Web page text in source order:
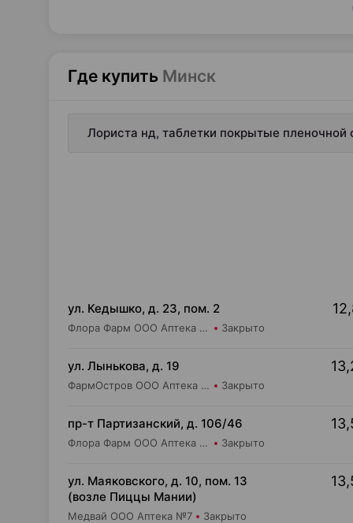
Где купить Минск
Лориста нд, таблетки покрытые
ул. Кедышко, д. 23, пом. 2
Флора Фарм ООО Аптека №21 Закрыто
ул. Лынькова, д. 19
ФармОстров ООО Аптека №7 на Лынькова Закрыто
пр-т Партизанский, д. 106/46
Флора Фарм ООО Аптека №20 Закрыто
ул. Маяковского, д. 10, пом. 13
(возле Пиццы Мании)
Медвай ООО Аптека №7 Закрыто